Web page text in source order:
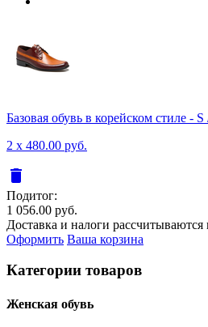
Базовая обувь в корейском стиле - S
2 x 480.00 руб.
delete
Подитог:
1 056.00 руб.
Доставка и налоги
Оформить Ваша корзина
Категории товаров
Женcкая обувь